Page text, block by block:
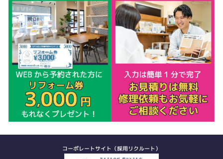
コーポレートサイト（採用リクルート）